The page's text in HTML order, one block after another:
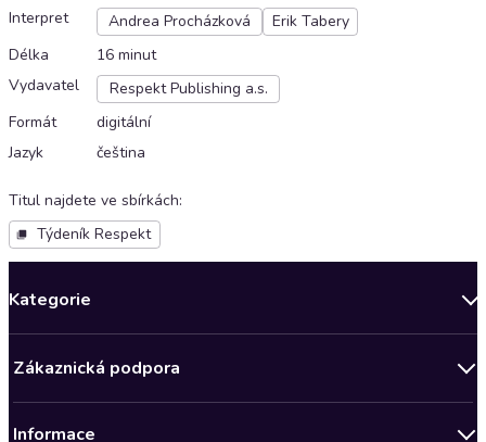
Interpret
Andrea Procházková
Erik Tabery
Délka
16 minut
Vydavatel
Respekt Publishing a.s.
Formát
digitální
Jazyk
čeština
Titul najdete ve sbírkách:
Týdeník Respekt
Kategorie
Bestsellery měsíce
Zákaznická podpora
Informace